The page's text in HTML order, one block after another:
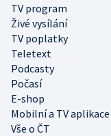
TV program
Živé vysílání
TV poplatky
Teletext
Podcasty
Počasí
E-shop
Mobilní a TV aplikace
Vše o ČT